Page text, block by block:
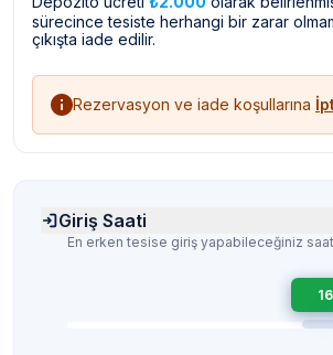
sürecince tesiste herhangi bir zarar
çıkışta iade edilir.
Rezervasyon ve iade koşullarına
Giriş Saati
En erken tesise giriş yapabileceğiniz